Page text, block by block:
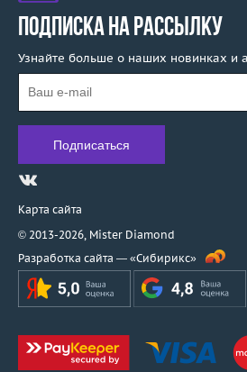
ПОДПИСКА НА РАССЫЛКУ
Узнайте больше о наших новинках и
Карта сайта
© 2013-2026, Mister Diamond
Разработка сайта — «Сибирикс»